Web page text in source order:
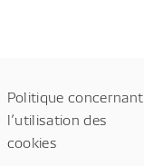
Politique concernant
l’utilisation des
cookies